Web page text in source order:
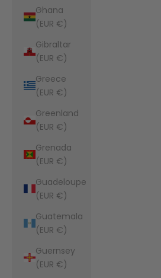
Ghana
(EUR €)
Gibraltar
(EUR €)
Greece
(EUR €)
Greenland
(EUR €)
Grenada
(EUR €)
Guadeloupe
(EUR €)
Guatemala
(EUR €)
Guernsey
(EUR €)